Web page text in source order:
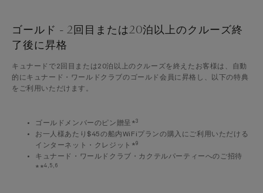
ゴールド - 2回目または20泊以上のクルーズ終
了後に昇格
キュナードで2回目または20泊以上のクルーズを終えたお客様は、自動
的にキュナード・ワールドクラブのゴールド会員に昇格し、以下の特典
をご利用いただけます。
ゴールドメンバーのピン贈呈*3
お一人様あたり$45の船内WiFiプランの購入にご利用いただける
インターネット・クレジット*9
キュナード・ワールドクラブ・カクテルパーティーへのご招待
**4,5,6